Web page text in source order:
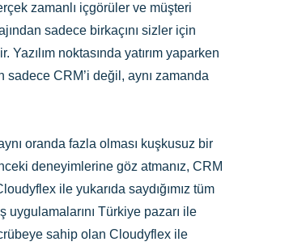
zamanlı içgörüler ve müşteri
sadece birkaçını sizler için
noktasında yatırım yaparken
sadece CRM’i değil, aynı zamanda
oranda fazla olması kuşkusuz bir
deneyimlerine göz atmanız, CRM
ile yukarıda saydığımız tüm
Türkiye pazarı ile
sahip olan Cloudyflex ile